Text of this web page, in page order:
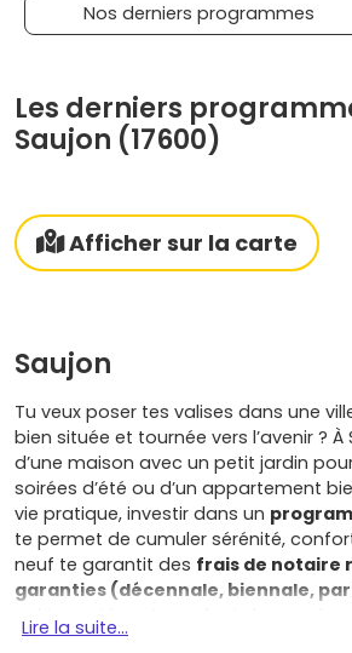
Nos derniers programmes
Les derniers
Saujon (17600)
Afficher sur la carte
Saujon
Tu veux poser tes valises dans une
bien située et tournée vers l’avenir ?
d’une maison avec un petit jardin
soirées d’été ou d’un appartement
vie pratique, investir dans un
te permet de cumuler sérénité,
neuf te garantit des frais de notaire
garanties (décennale, biennale,
qui te protègent pendant des
conçus selon les dernières normes
Lire la suite...